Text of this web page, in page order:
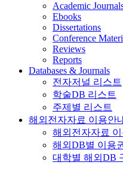
Academic
Ebooks
Dissertations
Conference
Reviews
Reports
Databases & Journals
전자저널 리스트
학술DB 리스트
주제별 리스트
해외전자자료 이용안
해외전자자료 이
해외DB별 이용
대학별 해외DB